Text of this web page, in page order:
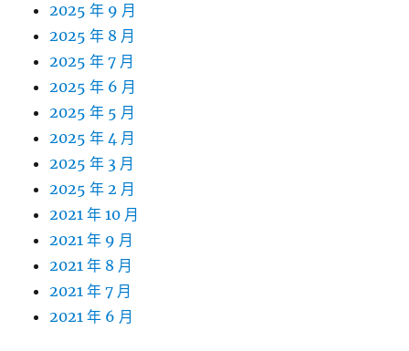
2025 年 9 月
2025 年 8 月
2025 年 7 月
2025 年 6 月
2025 年 5 月
2025 年 4 月
2025 年 3 月
2025 年 2 月
2021 年 10 月
2021 年 9 月
2021 年 8 月
2021 年 7 月
2021 年 6 月